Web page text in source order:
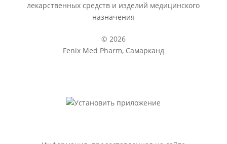
лекарственных средств и изделий медицинского
назначения
© 2026
Fenix Med Pharm, Самарканд